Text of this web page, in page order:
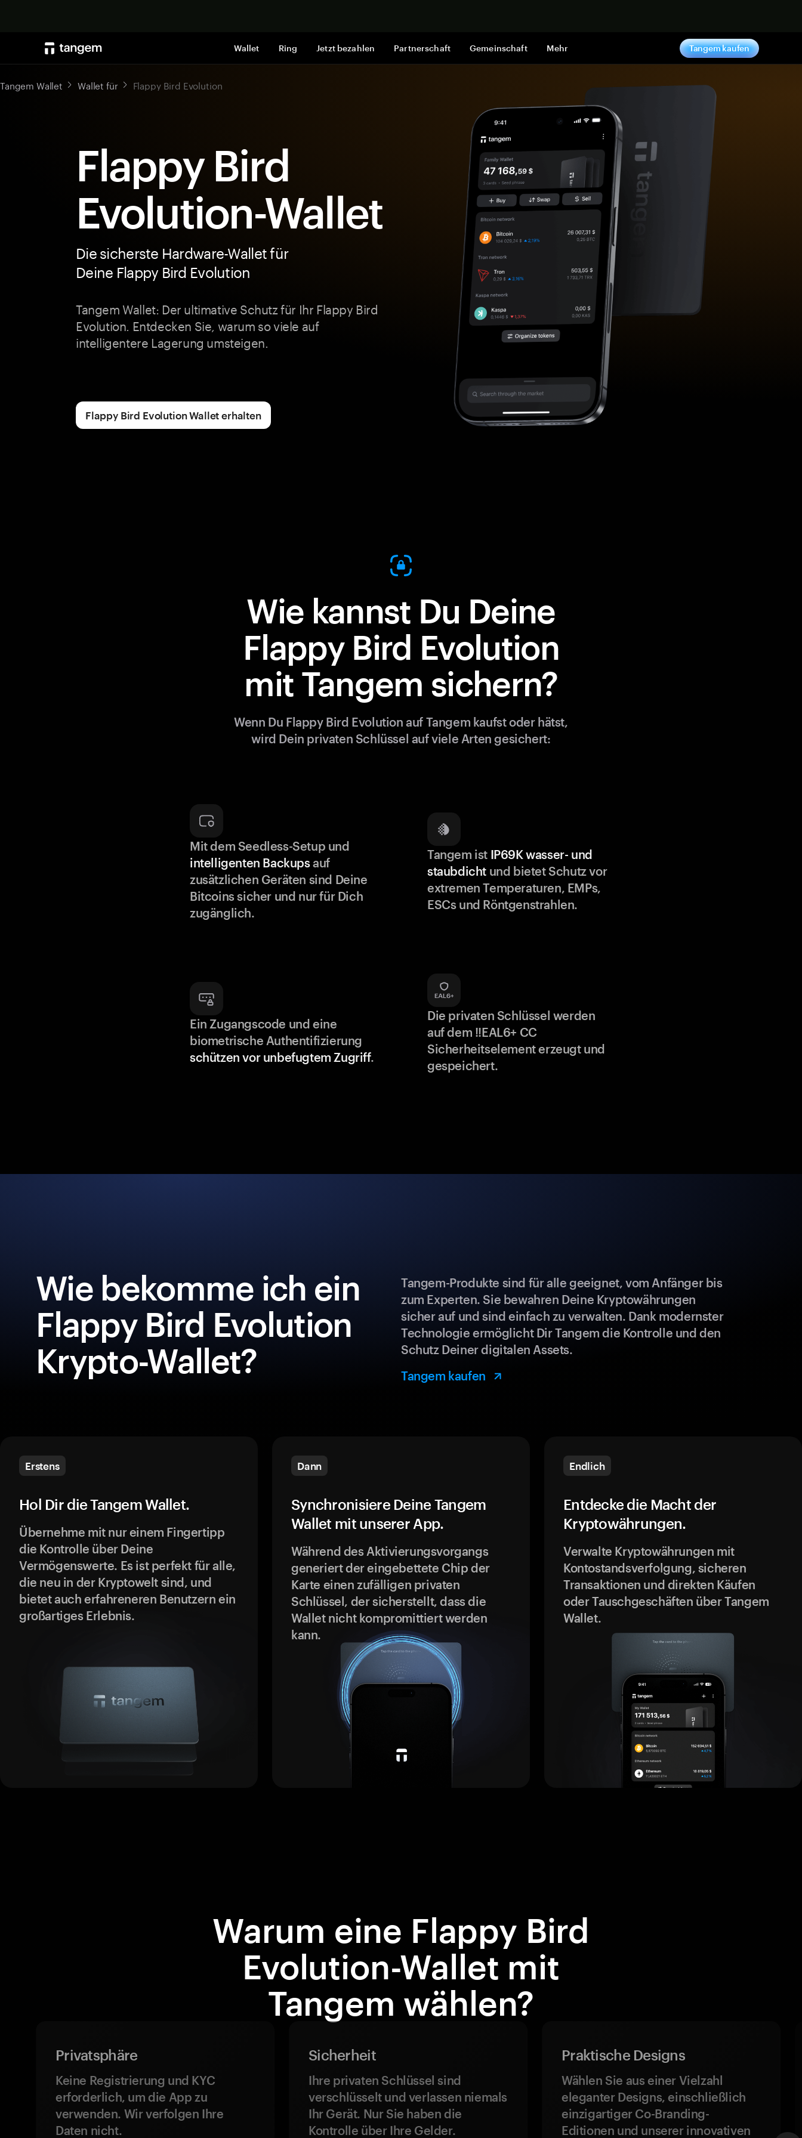
Wallet Ring Jetzt bezahlen Partnerschaft Gemeinschaft Mehr Tangem kaufen
Tangem Wallet Wallet für Flappy Bird Evolution
Flappy Bird
Evolution-Wallet
Die sicherste Hardware-Wallet für
Deine Flappy Bird Evolution
Tangem Wallet: Der ultimative Schutz für Ihr Flappy Bird
Evolution. Entdecken Sie, warum so viele auf
intelligentere Lagerung umsteigen.
Flappy Bird Evolution Wallet erhalten
Wie kannst Du Deine
Flappy Bird Evolution
mit Tangem sichern?
Wenn Du Flappy Bird Evolution auf Tangem kaufst oder hätst,
wird Dein privaten Schlüssel auf viele Arten gesichert:
Mit dem Seedless-Setup und
intelligenten Backupsauf
zusätzlichen Geräten sind Deine
Bitcoins sicher und nur für Dich
zugänglich.
Tangem ist IP69K wasser- und
staubdicht und bietet Schutz vor
extremen Temperaturen, EMPs,
ESCs und Röntgenstrahlen.
Ein Zugangscode und eine
biometrische Authentifizierung
schützen vor unbefugtem Zugriff.
Die privaten Schlüssel werden
auf dem !!EAL6+ CC
Sicherheitselement erzeugt und
gespeichert.
Wie bekomme ich ein
Flappy Bird Evolution
Krypto-Wallet?
Tangem-Produkte sind für alle geeignet, vom Anfänger bis
zum Experten. Sie bewahren Deine Kryptowährungen
sicher auf und sind einfach zu verwalten. Dank modernster
Technologie ermöglicht Dir Tangem die Kontrolle und den
Schutz Deiner digitalen Assets.
Tangem kaufen
Erstens
Hol Dir die Tangem Wallet.
Übernehme mit nur einem Fingertipp
die Kontrolle über Deine
Vermögenswerte. Es ist perfekt für alle,
die neu in der Kryptowelt sind, und
bietet auch erfahreneren Benutzern ein
großartiges Erlebnis.
Dann
Synchronisiere Deine Tangem
Wallet mit unserer App.
Während des Aktivierungsvorgangs
generiert der eingebettete Chip der
Karte einen zufälligen privaten
Schlüssel, der sicherstellt, dass die
Wallet nicht kompromittiert werden
kann.
Endlich
Entdecke die Macht der
Kryptowährungen.
Verwalte Kryptowährungen mit
Kontostandsverfolgung, sicheren
Transaktionen und direkten Käufen
oder Tauschgeschäften über Tangem
Wallet.
Warum eine Flappy Bird
Evolution-Wallet mit
Tangem wählen?
Privatsphäre
Keine Registrierung und KYC
erforderlich, um die App zu
verwenden. Wir verfolgen Ihre
Daten nicht.
Sicherheit
Ihre privaten Schlüssel sind
verschlüsselt und verlassen niemals
Ihr Gerät. Nur Sie haben die
Kontrolle über Ihre Gelder.
Praktische Designs
Wählen Sie aus einer Vielzahl
eleganter Designs, einschließlich
einzigartiger Co-Branding-
Editionen und unserer innovativen